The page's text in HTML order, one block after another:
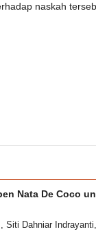
naskah
Nata De Coco
Siti Dahniar